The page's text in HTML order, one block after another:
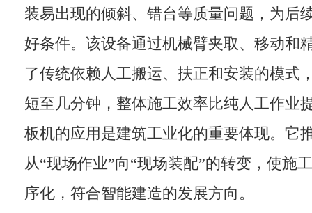
装易出现的倾斜、错台等质量问题，为后
好条件。该设备通过机械臂夹取、移动和
了传统依赖人工搬运、扶正和安装的模式
短至几分钟，整体施工效率比纯人工作业
板机的应用是建筑工业化的重要体现。它
从“现场作业”向“现场装配”的转变，使施
序化，符合智能建造的发展方向。